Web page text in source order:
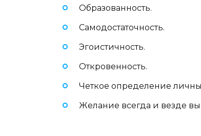
Образованность.
Самодостаточность.
Эгоистичность.
Откровенность.
Четкое определение
Желание всегда и везде